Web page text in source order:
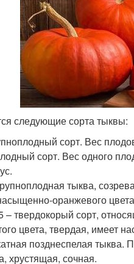
следующие сорта тыквы:
сорт. Вес
сорт. Вес одного
тыква,
оранжевого
– твердокорый сорт,
цвета, твердая, имеет
позднеспелая
хрустящая, сочная.